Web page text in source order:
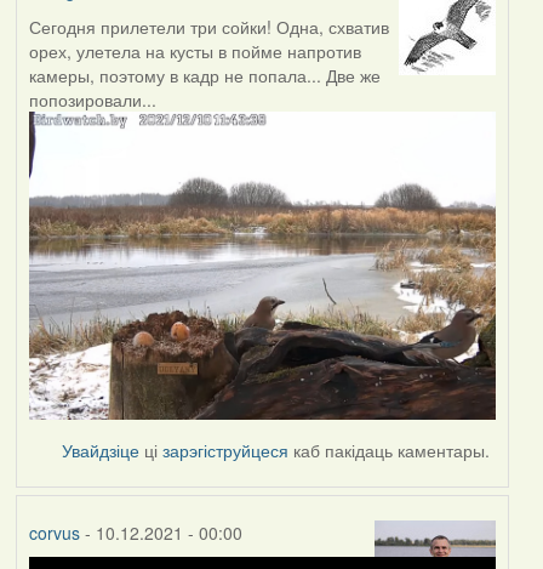
Сегодня прилетели три сойки! Одна, схватив
орех, улетела на кусты в пойме напротив
камеры, поэтому в кадр не попала... Две же
попозировали...
Увайдзіце цізарэгіструйцеся каб пакідаць каментары.
corvus- 10.12.2021 - 00:00